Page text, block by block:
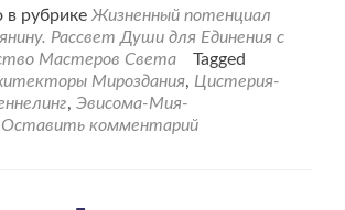
проСлияние
Души
и
Духа
для
новых
в рубрике Жизненный потенциал
Рассвет Души для Единения с
Мастеров Света
Tagged
Мироздания, Цистерия-
, Эвисома-Мия-
Оставить комментарий